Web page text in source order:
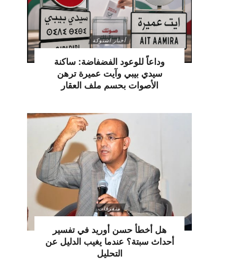
أخبار اشتوكة
وداعاً للوعود الفضفاضة: ساكنة
سيدي بيبي وآيت عميرة ترهن
الأصوات بحسم ملف العقار
متفرقات
هل أخطأ حسن أوريد في تفسير
أحداث سبتة؟ عندما يغيب الدليل عن
التحليل